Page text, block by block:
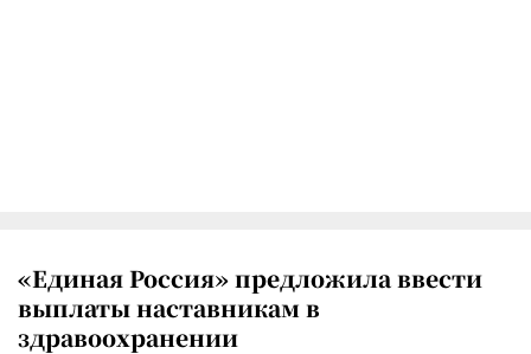
«Единая Россия» предложила ввести
выплаты наставникам в
здравоохранении